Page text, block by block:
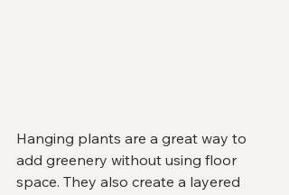
Hanging plants are a great way to
add greenery without using floor
space. They also create a layered